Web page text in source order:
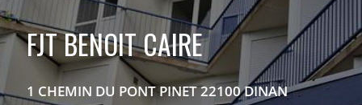
FJT BENOIT CAIRE
1 CHEMIN DU PONT PINET 22100 DINAN